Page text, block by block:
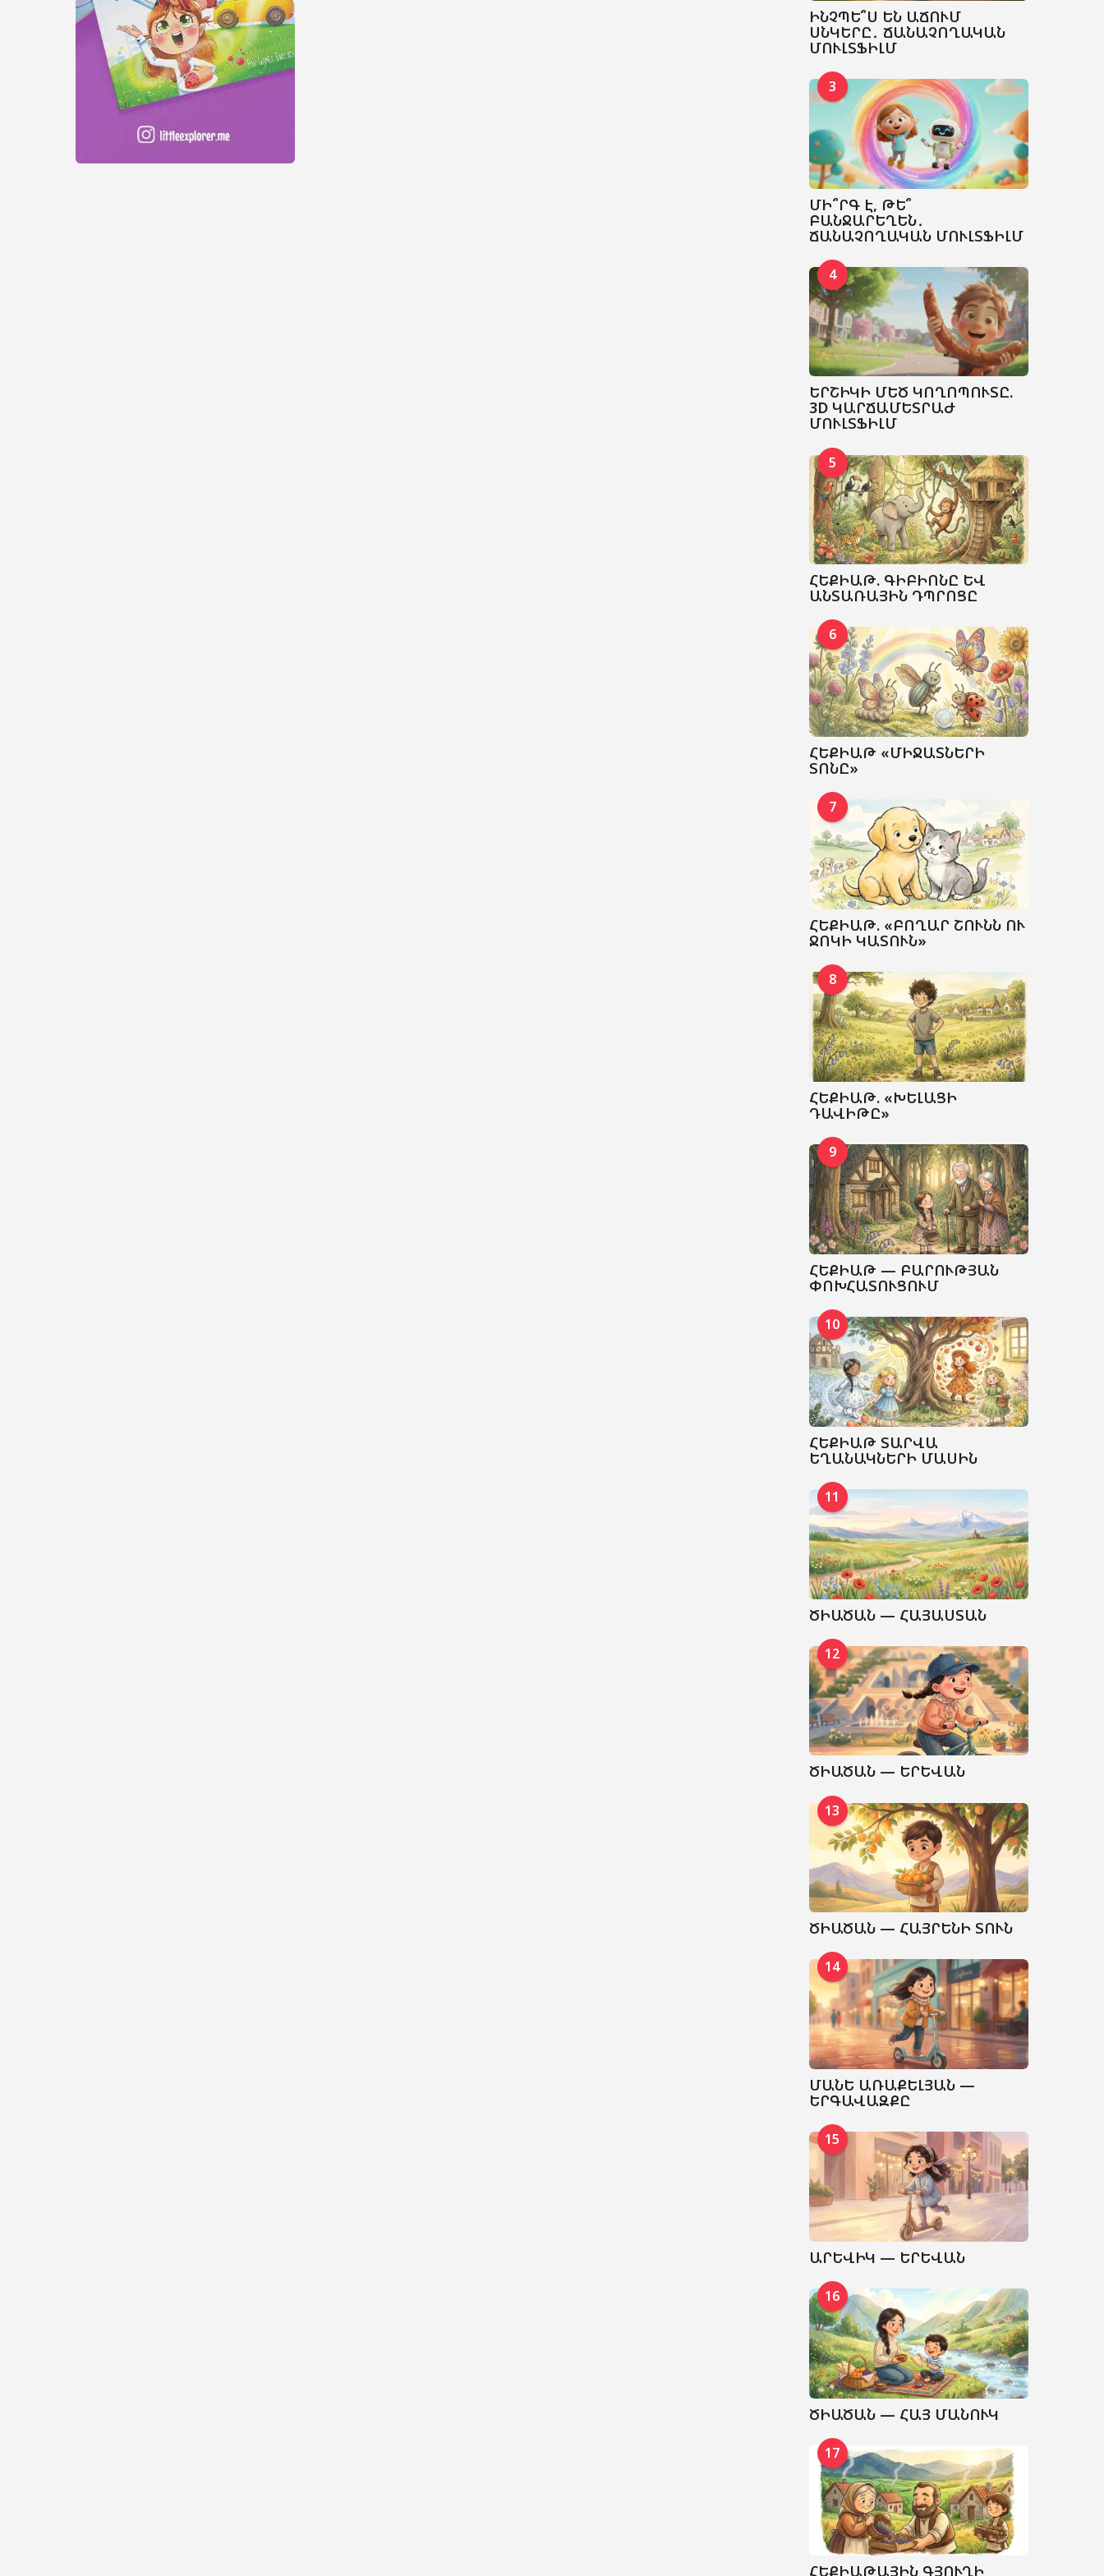
ԻՆՉՊԵ՞Ս ԵՆ ԱՃՈՒՄ
ՍՆԿԵՐԸ․ ՃԱՆԱՉՈՂԱԿԱՆ
ՄՈՒԼՏՖԻԼՄ
3
ՄԻ՞ՐԳ Է, ԹԵ՞
ԲԱՆՋԱՐԵՂԵՆ․
ՃԱՆԱՉՈՂԱԿԱՆ ՄՈՒԼՏՖԻԼՄ
4
ԵՐՇԻԿԻ ՄԵԾ ԿՈՂՈՊՈՒՏԸ.
3D ԿԱՐՃԱՄԵՏՐԱԺ
ՄՈՒԼՏՖԻԼՄ
5
ՀԵՔԻԱԹ. ԳԻԲԻՈՆԸ ԵՎ
ԱՆՏԱՌԱՅԻՆ ԴՊՐՈՑԸ
6
ՀԵՔԻԱԹ «ՄԻՋԱՏՆԵՐԻ
ՏՈՆԸ»
7
ՀԵՔԻԱԹ. «ԲՈՂԱՐ ՇՈՒՆՆ ՈՒ
ՋՈԿԻ ԿԱՏՈՒՆ»
8
ՀԵՔԻԱԹ. «ԽԵԼԱՑԻ
ԴԱՎԻԹԸ»
9
ՀԵՔԻԱԹ — ԲԱՐՈՒԹՅԱՆ
ՓՈԽՀԱՏՈՒՑՈՒՄ
10
ՀԵՔԻԱԹ ՏԱՐՎԱ
ԵՂԱՆԱԿՆԵՐԻ ՄԱՍԻՆ
11
ԾԻԱԾԱՆ — ՀԱՅԱՍՏԱՆ
12
ԾԻԱԾԱՆ — ԵՐԵՎԱՆ
13
ԾԻԱԾԱՆ — ՀԱՅՐԵՆԻ ՏՈՒՆ
14
ՄԱՆԵ ԱՌԱՔԵԼՅԱՆ —
ԵՐԳԱՎԱԶՔԸ
15
ԱՐԵՎԻԿ — ԵՐԵՎԱՆ
16
ԾԻԱԾԱՆ — ՀԱՅ ՄԱՆՈՒԿ
17
ՀԵՔԻԱԹԱՅԻՆ ԳՅՈՒՂԻ